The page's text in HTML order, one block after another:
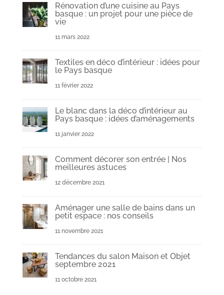
Rénovation d’une cuisine au Pays
basque : un projet pour une pièce de
vie
11 mars 2022
Textiles en déco d’intérieur : idées pour
le Pays basque
11 février 2022
Le blanc dans la déco d’intérieur au
Pays basque : idées d’aménagements
11 janvier 2022
Comment décorer son entrée | Nos
meilleures astuces
12 décembre 2021
Aménager une salle de bains dans un
petit espace : nos conseils
11 novembre 2021
Tendances du salon Maison et Objet
septembre 2021
11 octobre 2021